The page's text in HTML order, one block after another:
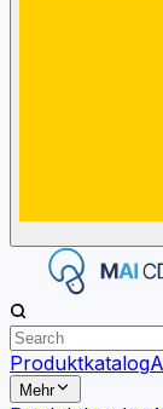
Produktkatalog
Mehr